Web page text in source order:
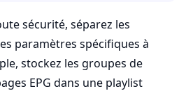
sécurité, séparez les
paramètres spécifiques à
stockez les groupes de
EPG dans une playlist